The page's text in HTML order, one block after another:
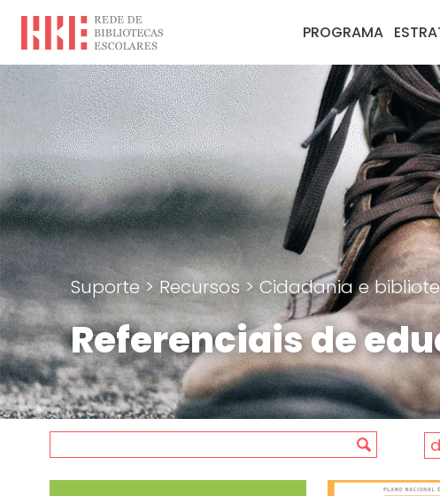
PROGRAMA
Suporte> Recursos> Cidadania e
Referenciais de